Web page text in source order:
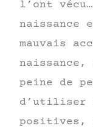
l’ont
naissance
mauvais
peine de
d’utiliser
positives,